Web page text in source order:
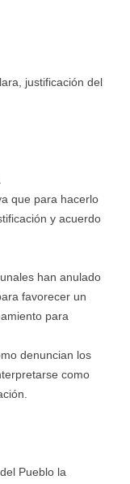
justificación del
que para hacerlo
y acuerdo
han anulado
favorecer un
para
denuncian los
como
Pueblo la